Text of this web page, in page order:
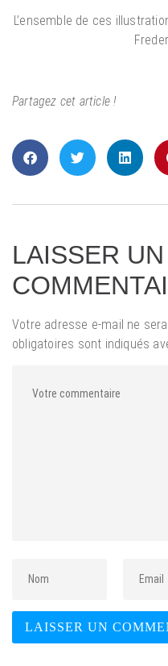
L’ensemble de ces
Partagez cet article !
LAISSER UN
Votre adresse e-mail ne
obligatoires sont indiqués